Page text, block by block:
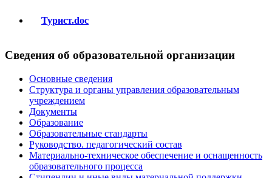
Турист.doc
Сведения об образовательной организации
Основные сведения
Структура и органы управления образовательным
учреждением
Документы
Образование
Образовательные стандарты
Руководство. педагогический состав
Материально-техническое обеспечение и оснащенность
образовательного процесса